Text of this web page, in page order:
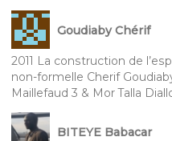
Goudiaby Chérif
2011 La construction de
non-formelle Cherif
Maillefaud 3 & Mor Talla
BITEYE Babacar